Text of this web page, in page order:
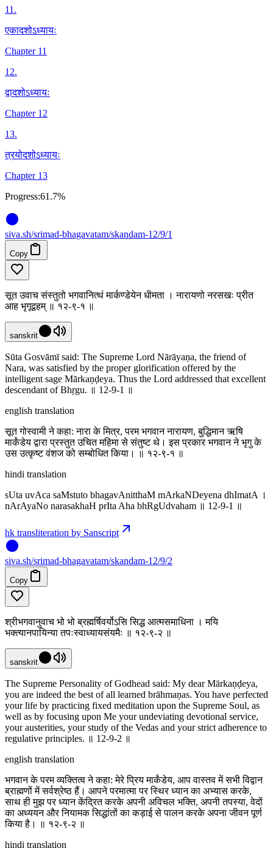
11.
एकादशोऽध्यायः
Chapter 11
12.
द्वादशोऽध्यायः
Chapter 12
13.
त्रयोदशोऽध्यायः
Chapter 13
Progress:61.7%
siva.sh/srimad-bhagavatam/skandam-12/9/1
Copy
सूत उवाच संस्तुतो भगवानित्थं मार्कण्डेयेन धीमता । नारायणो नरसखः प्रीत
आह भृगूद्वहम् ॥ १२-९-१ ॥
sanskrit
Sūta Gosvāmī said: The Supreme Lord Nārāyaṇa, the friend of
Nara, was satisfied by the proper glorification offered by the
intelligent sage Mārkaṇḍeya. Thus the Lord addressed that excellent
descendant of Bhṛgu. ॥ 12-9-1 ॥
english translation
सूत गोस्वामी ने कहा: नारा के मित्र, परम भगवान नारायण, बुद्धिमान ऋषि
मार्कंडेय द्वारा प्रस्तुत उचित महिमा से संतुष्ट थे। इस प्रकार भगवान ने भृगु के
उस उत्कृष्ट वंशज को सम्बोधित किया। ॥ १२-९-१ ॥
hindi translation
sUta uvAca saMstuto bhagavAnitthaM mArkaNDeyena dhImatA ।
nArAyaNo narasakhaH prIta Aha bhRgUdvaham ॥ 12-9-1 ॥
hk transliteration by Sanscript
siva.sh/srimad-bhagavatam/skandam-12/9/2
Copy
श्रीभगवानुवाच भो भो ब्रह्मर्षिवर्योऽसि सिद्ध आत्मसमाधिना । मयि
भक्त्यानपायिन्या तपःस्वाध्यायसंयमैः ॥ १२-९-२ ॥
sanskrit
The Supreme Personality of Godhead said: My dear Mārkaṇḍeya,
you are indeed the best of all learned brāhmaṇas. You have perfected
your life by practicing fixed meditation upon the Supreme Soul, as
well as by focusing upon Me your undeviating devotional service,
your austerities, your study of the Vedas and your strict adherence to
regulative principles. ॥ 12-9-2 ॥
english translation
भगवान के परम व्यक्तित्व ने कहा: मेरे प्रिय मार्कंडेय, आप वास्तव में सभी विद्वान
ब्राह्मणों में सर्वश्रेष्ठ हैं। आपने परमात्मा पर स्थिर ध्यान का अभ्यास करके,
साथ ही मुझ पर ध्यान केंद्रित करके अपनी अविचल भक्ति, अपनी तपस्या, वेदों
का अध्ययन और नियामक सिद्धांतों का कड़ाई से पालन करके अपना जीवन पूर्ण
किया है। ॥ १२-९-२ ॥
hindi translation